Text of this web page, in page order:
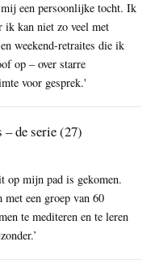
een persoonlijke tocht. Ik
ik kan niet zo veel met
weekend-retraites die ik
op – over starre
voor gesprek.'
– de serie (27)
op mijn pad is gekomen.
een groep van 60
te mediteren en te leren